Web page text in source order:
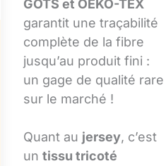
GOTS et OEKO-TEX
garantit une traçabilité
complète de la fibre
jusqu’au produit fini :
un gage de qualité rare
sur le marché !
Quant au jersey, c’est
un tissu tricoté